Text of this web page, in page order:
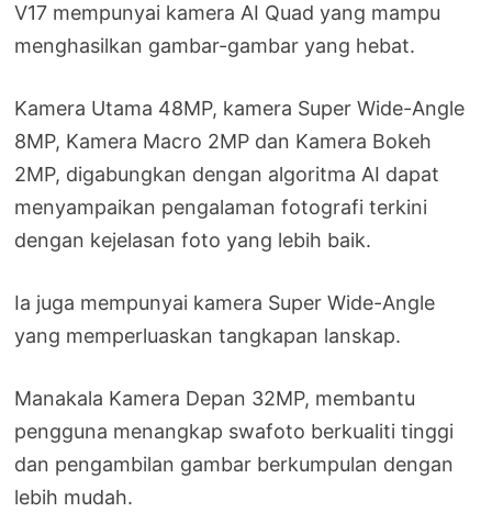
V17 mempunyai kamera AI Quad yang mampu
menghasilkan gambar-gambar yang hebat.
Kamera Utama 48MP, kamera Super Wide-Angle
8MP, Kamera Macro 2MP dan Kamera Bokeh
2MP, digabungkan dengan algoritma AI dapat
menyampaikan pengalaman fotografi terkini
dengan kejelasan foto yang lebih baik.
Ia juga mempunyai kamera Super Wide-Angle
yang memperluaskan tangkapan lanskap.
Manakala Kamera Depan 32MP, membantu
pengguna menangkap swafoto berkualiti tinggi
dan pengambilan gambar berkumpulan dengan
lebih mudah.